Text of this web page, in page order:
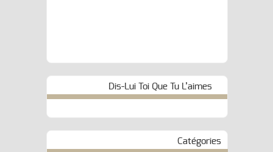
Dis-Lui Toi Que Tu L’aimes
Catégories